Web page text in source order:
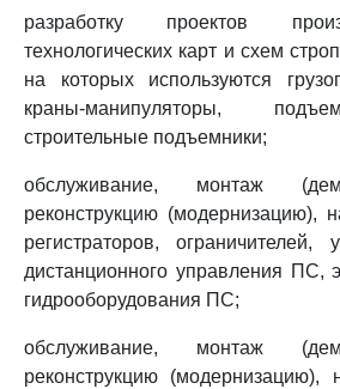
разработку проектов
технологических карт и схем
на которых используются
краны-манипуляторы,
строительные подъемники;
обслуживание, монтаж
реконструкцию (модернизацию),
регистраторов, ограничителей,
дистанционного управления ПС,
гидрооборудования ПС;
обслуживание, монтаж
реконструкцию (модернизацию),